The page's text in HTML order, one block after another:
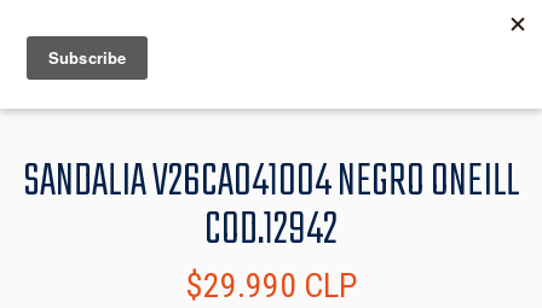
MENU
SANDALIA V26CA041004 NEGRO ONEILL
COD.12942
$29.990 CLP